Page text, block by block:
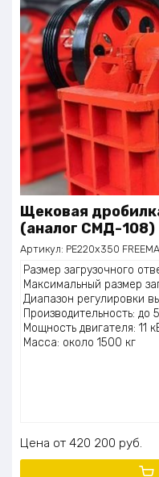
Щековая
(аналог СМД-108)
Артикул: PE220х350
Размер загрузочного
Максимальный размер
Диапазон регулировки
Производительность: до
Мощность двигателя: 11
Масса: около 1500 кг
Цена 420 200 руб.